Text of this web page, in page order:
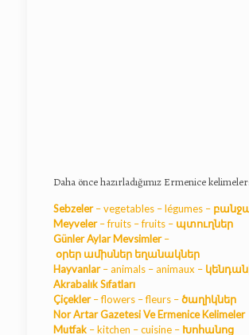
Daha önce hazırladığımız Ermenice kelimeler:
Sebzeler– vegetables –légumes–
Meyveler–fruits–fruits– պտուղներ
Günler Aylar Mevsimler–
օրերամիսներ եղանակներ
Hayvanlar– animals – animaux –
Akrabalık Sıfatları
Çiçekler– flowers – fleurs –ծաղիկներ
Nor Artar Gazetesi Ve Ermenice Kelimeler
Mutfak– kitchen – cuisine – Խոհանոց